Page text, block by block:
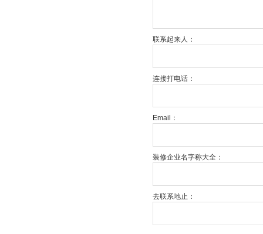
联系起来人：
连接打电话：
Email：
装修企业名字称大全：
去联系地止：